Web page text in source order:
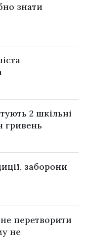
знати
2 шкільні
гривень
заборони
перетворити
не